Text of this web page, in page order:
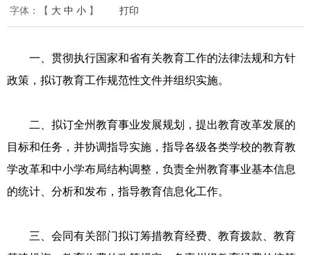
字体：
【 大 中 小 】 打印
一、贯彻执行国家和省有关教育工作的法律法规和方针
政策，拟订教育工作规范性文件并组织实施。
二、拟订全州教育事业发展规划，提出教育改革发展的
目标和任务，并协调指导实施，指导各级各类学校的教育教
学改革和中小学布局结构调整，负责全州教育事业基本信息
的统计、分析和发布，指导教育信息化工作。
三、会同有关部门拟订筹措教育经费、教育拨款、教育